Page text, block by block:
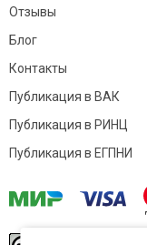
Отзывы
Блог
Контакты
Публикация в ВАК
Публикация в РИНЦ
Публикация в ЕГПНИ